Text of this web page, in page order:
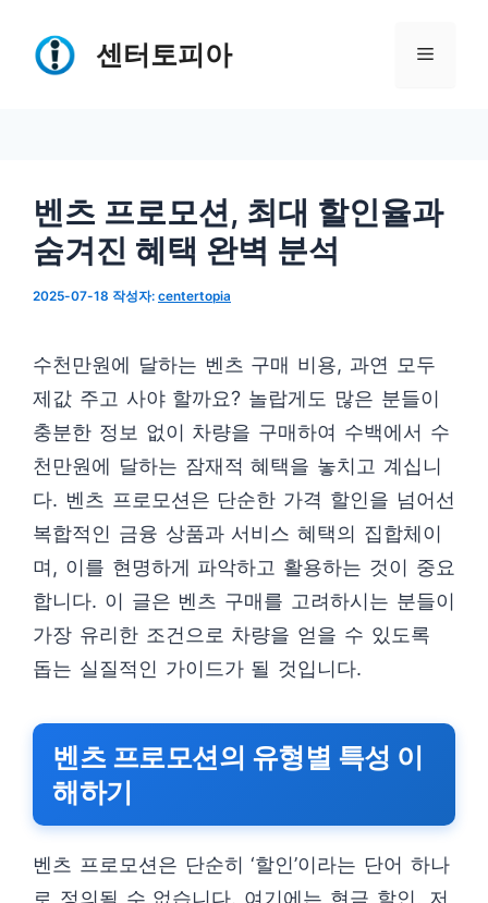
센터토피아 메
벤츠 프로모션, 최대 할인율과
숨겨진 혜택 완벽 분석
2025-07-18 작성자: centertopia
수천만원에 달하는 벤츠 구매 비용, 과연 모두
제값 주고 사야 할까요? 놀랍게도 많은 분들이
충분한 정보 없이 차량을 구매하여 수백에서 수
천만원에 달하는 잠재적 혜택을 놓치고 계십니
다. 벤츠 프로모션은 단순한 가격 할인을 넘어선
복합적인 금융 상품과 서비스 혜택의 집합체이
며, 이를 현명하게 파악하고 활용하는 것이 중요
합니다. 이 글은 벤츠 구매를 고려하시는 분들이
가장 유리한 조건으로 차량을 얻을 수 있도록
돕는 실질적인 가이드가 될 것입니다.
벤츠 프로모션의 유형별 특성 이
해하기
벤츠 프로모션은 단순히 ‘할인’이라는 단어 하나
로 정의될 수 없습니다. 여기에는 현금 할인, 저